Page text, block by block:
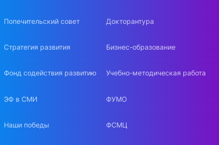
Попечительский совет
Стратегия развития
Фонд содействия развитию
ЭФ в СМИ
Наши победы
Докторантура
Бизнес-образование
Учебно-методическая работа
ФУМО
ФСМЦ